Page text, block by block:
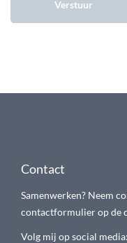
Contact
Samenwerken? Neem
contactformulier op de
Volg mij op social media: